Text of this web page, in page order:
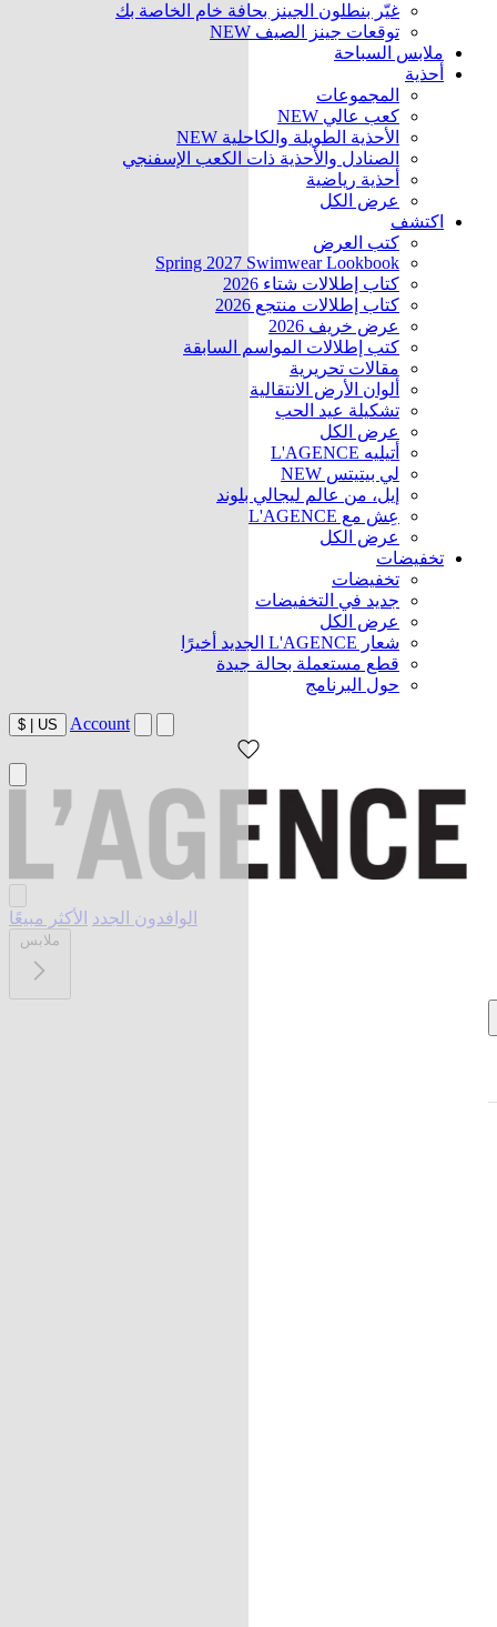
غيّر بنطلون الجينز بحافة خام الخاصة بك
توقعات جينز الصيف NEW
ملابس السباحة
أحذية
المجموعات
كعب عالي NEW
الأحذية الطويلة والكاحلية NEW
الصنادل والأحذية ذات الكعب الإسفنجي
أحذية رياضية
عرض الكل
اكتشف
كتب العرض
Spring 2027 Swimwear Lookbook
كتاب إطلالات شتاء 2026
كتاب إطلالات منتجع 2026
عرض خريف 2026
كتب إطلالات المواسم السابقة
مقالات تحريرية
ألوان الأرض الانتقالية
تشكيلة عيد الحب
عرض الكل
أتيليه L'AGENCE
لي بيتيتس NEW
إيل، من عالم ليجالي بلوند
عِش مع L'AGENCE
عرض الكل
تخفيضات
تخفيضات
جديد في التخفيضات
عرض الكل
شعار L'AGENCE الجديد أخيرًا
قطع مستعملة بحالة جيدة
حول البرنامج
US
$ Account
الوافدون الجدد الأكثر مبيعًا
ملابس